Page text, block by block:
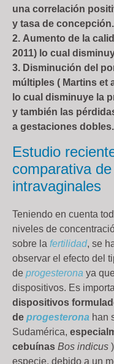
una correlación
y tasa de concepción.
2. Aumento de la
2011) lo cual
3. Disminución del
múltiples ( Martins et
lo cual disminuye la
y también las
a gestaciones dobles.
Estudio
comparativa
intravaginales
Teniendo en cuenta
niveles de
sobre la fertilidad, se
observar el efecto del
de progesterona ya
dispositivos. Es
dispositivos
de progesterona han
Sudamérica,
cebuínas Bos indicus
especie, debido a un